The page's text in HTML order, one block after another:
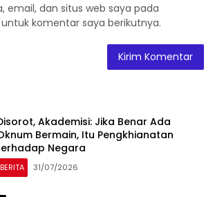
email, dan situs web saya pada
komentar saya berikutnya.
Akademisi: Jika Benar Ada
Bermain, Itu Pengkhianatan
Negara
BERITA 31/07/2026